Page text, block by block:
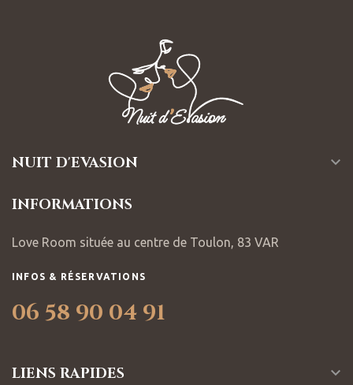
NUIT D'EVASION 
INFORMATIONS
Love Room située au centre de Toulon, 83 VAR
INFOS & RÉSERVATIONS
06 58 90 04 91
LIENS RAPIDES 